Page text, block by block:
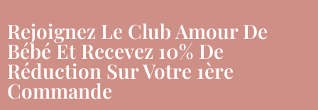
Rejoignez Le Club Amour De
Bébé Et Recevez 10% De
Réduction Sur Votre 1ère
Commande